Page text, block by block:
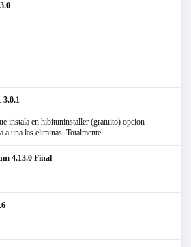
3.0.1
instala en hibituninstaller (gratuito) opcion
a una las eliminas. Totalmente
4.13.0 Final